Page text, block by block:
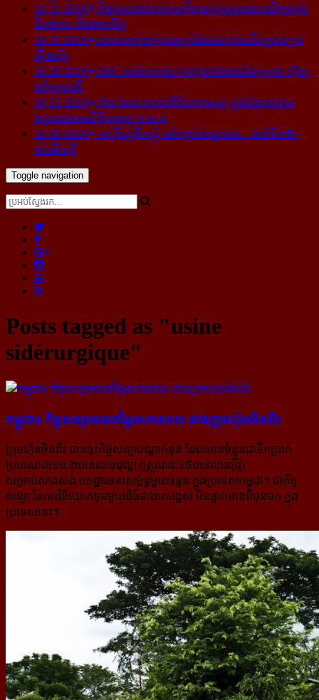
10-31-2018
កីឡាករ​បាល់ទាត់​ប្រេស៊ីល​ម្នាក់​ត្រូវ​បាន​រក​ឃើញ​ស្លាប់​
ជិត​ដាច់ក និង​ដាច់​លិង្គ
10-31-2018
រូបភាព​ធ្លាក់​ឧទ្ធម្ភាគចក្រ​ដែល​សម្លាប់​អតីត​ម្ចាស់​ក្រុម​
ឡីឆេស្ទ័រ
10-28-2018
ABC គាស់​កកាយ​«ទ្រព្យមហាសាល​នៃ​ត្រកូល ហ៊ុន»​
នៅ​អូស្ត្រាលី
10-23-2018
ហ៊ុន សែន អះអាង​ពី​ជំហរ​ខុស​គ្នា ក្នុង​ជំនួប​ជាមួយ​
ឧត្តម​ស្នងការ​សិទ្ធិ​មនុស្ស អ.ស.ប
10-20-2018
«រាត្រីចន្ទទឹកឃ្មុំ នៅបន្ទប់សណ្ឋាគារ... ជាន់ទី៣៥»
សំណើចខ្លី
Toggle navigation
Posts tagged as "usine
sidérurgique"
កម្ពុជា៖ កិច្ចសន្យា​មាន​តម្លៃ​មហាសាល រវាង​ក្រុមហ៊ុន​ចិន​ពីរ
ក្រុមហ៊ុនចិនពីរ បានចុះកិច្ចសន្យាបណ្ដាក់ទុន ដែលមានចំនួនជាទឹកប្រាក់
ប្រមាណជា១១,២ពាន់លានដុល្លា (ត្រូវជា​៨,៤៥​ពាន់លានអ៊ឺរ៉ូ)
សម្រាប់សាងសង់ ហេដ្ឋារចនាសម្ព័ន្ធមួយចំនួន ក្នុងប្រទេសកម្ពុជា។ ជាកិច្ច
សន្យា នៃការវិនិយោគ​ទុនមួយដ៏​ធំជាងគេបង្អស់ មិនធ្លាប់មានពីមុនមក ក្នុង
ប្រទេសនេះ។